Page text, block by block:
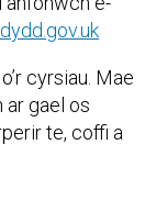
cyrsiau. Mae
gael os
te, coffi a